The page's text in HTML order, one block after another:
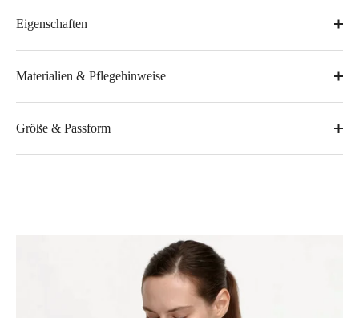
Eigenschaften
Materialien & Pflegehinweise
Größe & Passform